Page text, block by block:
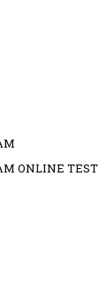
ONLINE TEST